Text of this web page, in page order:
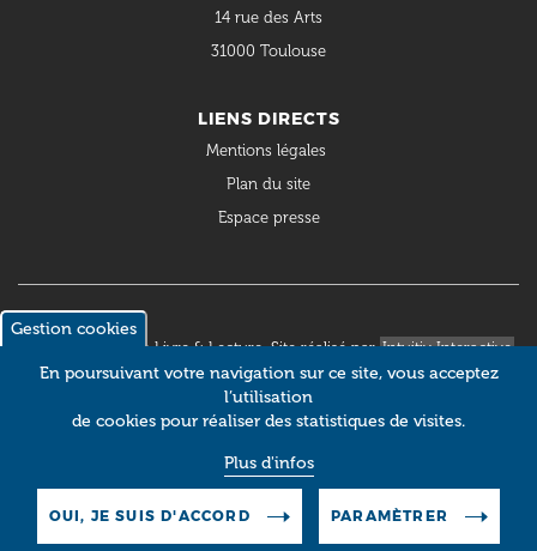
14 rue des Arts
31000 Toulouse
LIENS DIRECTS
Mentions légales
Plan du site
Espace presse
© 2018 Occitanie Livre & Lecture. Site réalisé parIntuitiv Interactive
Gestion cookies
En poursuivant votre navigation sur ce site, vous acceptez
l’utilisation
de cookies pour réaliser des statistiques de visites.
Plus d'infos
OUI, JE SUIS D'ACCORD PARAMÈTRER